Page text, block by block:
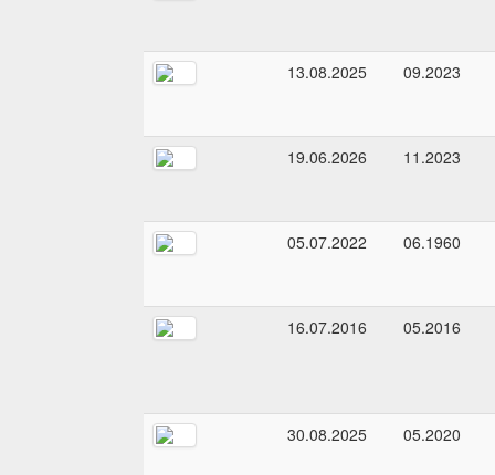
13.08.2025 09.2023
19.06.2026 11.2023
05.07.2022 06.1960
16.07.2016 05.2016
30.08.2025 05.2020